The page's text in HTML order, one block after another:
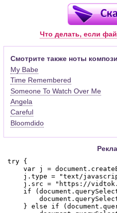
Что делать, если
Смотрите также ноты
My Babe
Time Remembered
Someone To Watch Over Me
Angela
Careful
Bloomdido